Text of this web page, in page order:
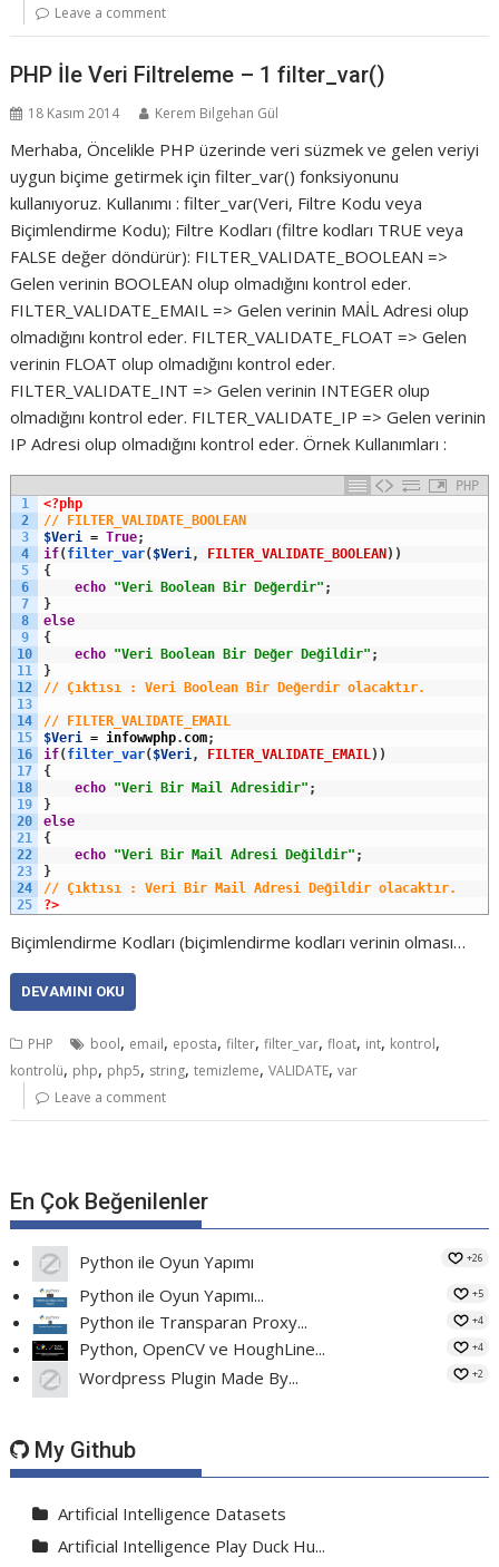
Leave a comment
PHP İle Veri Filtreleme – 1 filter_var()
18 Kasım 2014 Kerem Bilgehan Gül
Merhaba, Öncelikle PHP üzerinde veri süzmek ve gelen veriyi
uygun biçime getirmek için filter_var() fonksiyonunu
kullanıyoruz. Kullanımı : filter_var(Veri, Filtre Kodu veya
Biçimlendirme Kodu); Filtre Kodları (filtre kodları TRUE veya
FALSE değer döndürür): FILTER_VALIDATE_BOOLEAN =>
Gelen verinin BOOLEAN olup olmadığını kontrol eder.
FILTER_VALIDATE_EMAIL => Gelen verinin MAİL Adresi olup
olmadığını kontrol eder. FILTER_VALIDATE_FLOAT => Gelen
verinin FLOAT olup olmadığını kontrol eder.
FILTER_VALIDATE_INT => Gelen verinin INTEGER olup
olmadığını kontrol eder. FILTER_VALIDATE_IP => Gelen verinin
IP Adresi olup olmadığını kontrol eder. Örnek Kullanımları :
PHP
1
2
3
4
5
6
7
8
9
10
11
12
13
14
15
16
17
18
19
20
21
22
23
24
25
<?php
// FILTER_VALIDATE_BOOLEAN
$Veri
= True;
if(filter_var($Veri , FILTER_VALIDATE_BOOLEAN) )
{
echo "Veri Boolean Bir Değerdir" ;
}
else
{
echo "Veri Boolean Bir Değer Değildir" ;
}
// Çıktısı : Veri Boolean Bir Değerdir olacaktır.
// FILTER_VALIDATE_EMAIL
$Veri
= infowwphp. com;
if(filter_var($Veri , FILTER_VALIDATE_EMAIL ) )
{
echo "Veri Bir Mail Adresidir" ;
}
else
{
echo "Veri Bir Mail Adresi Değildir" ;
}
// Çıktısı : Veri Bir Mail Adresi Değildir olacaktır.
?>
Biçimlendirme Kodları (biçimlendirme kodları verinin olması…
DEVAMINI OKU
PHP bool, email, eposta,filter,filter_var,float, int, kontrol,
kontrolü, php, php5, string,temizleme,VALIDATE,var
Leave a comment
En Çok Beğenilenler
Python ile Oyun Yapımı +26
Python ile Oyun Yapımı... +5
Python ile Transparan Proxy... +4
Python, OpenCV ve HoughLine... +4
Wordpress Plugin Made By... +2
My Github
Artificial Intelligence Datasets
Artificial Intelligence Play Duck Hu...